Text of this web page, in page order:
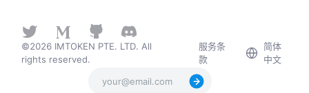
©2026 IMTOKEN PTE. LTD. All
rights reserved.
服务条
款
简体
中文